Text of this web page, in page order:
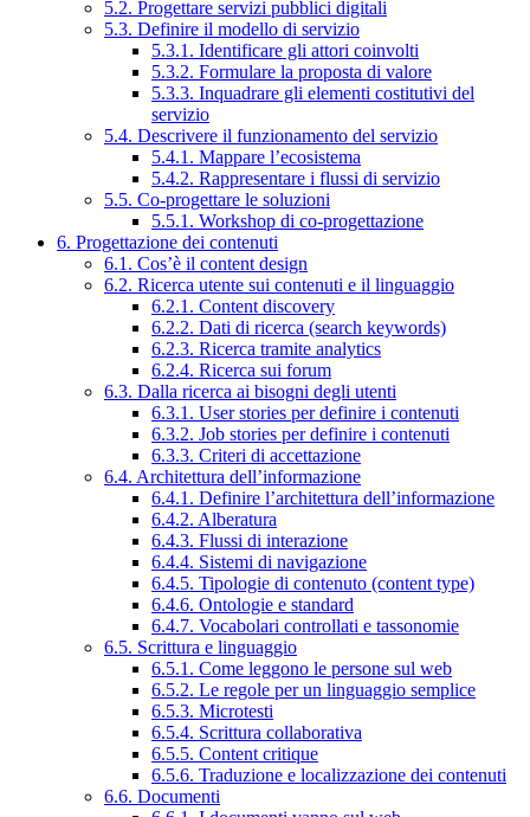
5.2. Progettare servizi pubblici digitali
5.3. Definire il modello di servizio
5.3.1. Identificare gli attori coinvolti
5.3.2. Formulare la proposta di valore
5.3.3. Inquadrare gli elementi costitutivi del
servizio
5.4. Descrivere il funzionamento del servizio
5.4.1. Mappare l’ecosistema
5.4.2. Rappresentare i flussi di servizio
5.5. Co-progettare le soluzioni
5.5.1. Workshop di co-progettazione
6. Progettazione dei contenuti
6.1. Cos’è il content design
6.2. Ricerca utente sui contenuti e il linguaggio
6.2.1. Content discovery
6.2.2. Dati di ricerca (search keywords)
6.2.3. Ricerca tramite analytics
6.2.4. Ricerca sui forum
6.3. Dalla ricerca ai bisogni degli utenti
6.3.1. User stories per definire i contenuti
6.3.2. Job stories per definire i contenuti
6.3.3. Criteri di accettazione
6.4. Architettura dell’informazione
6.4.1. Definire l’architettura dell’informazione
6.4.2. Alberatura
6.4.3. Flussi di interazione
6.4.4. Sistemi di navigazione
6.4.5. Tipologie di contenuto (content type)
6.4.6. Ontologie e standard
6.4.7. Vocabolari controllati e tassonomie
6.5. Scrittura e linguaggio
6.5.1. Come leggono le persone sul web
6.5.2. Le regole per un linguaggio semplice
6.5.3. Microtesti
6.5.4. Scrittura collaborativa
6.5.5. Content critique
6.5.6. Traduzione e localizzazione dei contenuti
6.6. Documenti